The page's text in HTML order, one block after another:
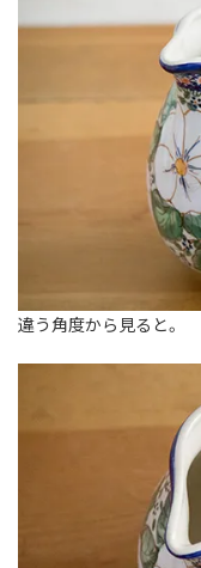
違う角度から見ると。